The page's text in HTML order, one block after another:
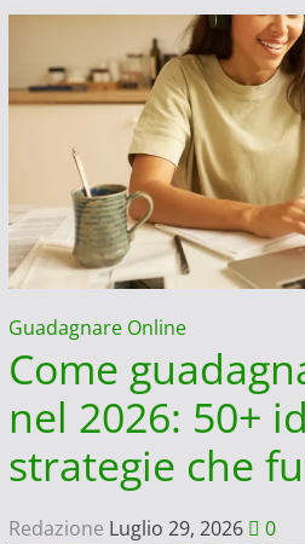
guadagnare
online
con
affiliazioni?
8
trucchi
vincenti
Guadagnare Online
Come
nel 2026: 50+
strategie che
Redazione Luglio 29, 2026 0